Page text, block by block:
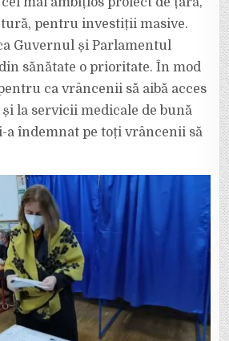
VOTAT
PENTRU
CA
ROMÂNIEI
SĂ
DIN
O
PRIORITATE”
pentru investiții masive.
Guvernul și Parlamentul
sănătate o prioritate. În mod
ca vrâncenii să aibă acces
la servicii medicale de bună
a îndemnat pe toți vrâncenii să